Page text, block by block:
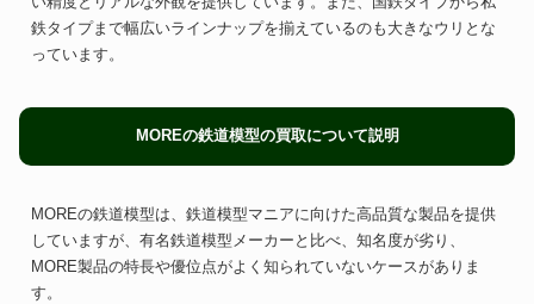
鉄タイプまで幅広いラインナップを揃えているのも大きなウリとな
っています。
MOREの鉄道模型の買取について説明
MOREの鉄道模型は、鉄道模型マニアに向けた高品質な製品を提供
していますが、有名鉄道模型メーカーと比べ、知名度が劣り、
MORE製品の特長や優位点がよく知られていないケースがありま
す。